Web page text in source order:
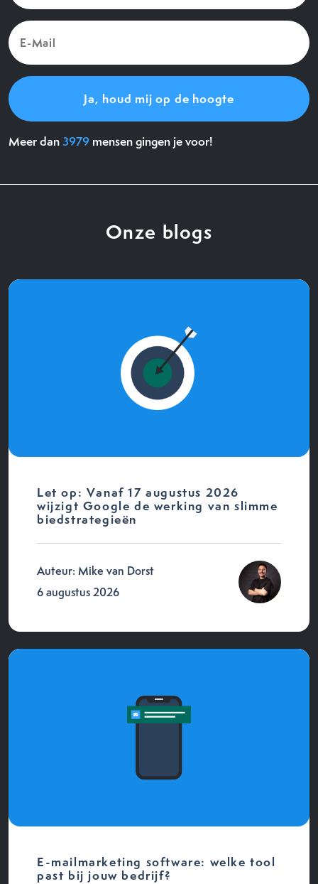
E-
Mail
(Vereist)
Meer dan3979 mensen gingen je voor!
Onze blogs
Let op: Vanaf 17 augustus 2026
wijzigt Google de werking van slimme
biedstrategieën
Auteur: Mike van Dorst
6 augustus 2026
E-mailmarketing software: welke tool
past bij jouw bedrijf?